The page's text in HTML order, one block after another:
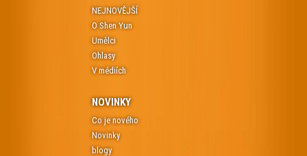
NEJNOVĚJŠÍ
O Shen Yun
Umělci
Ohlasy
V médiích
NOVINKY
Co je nového
Novinky
blogy